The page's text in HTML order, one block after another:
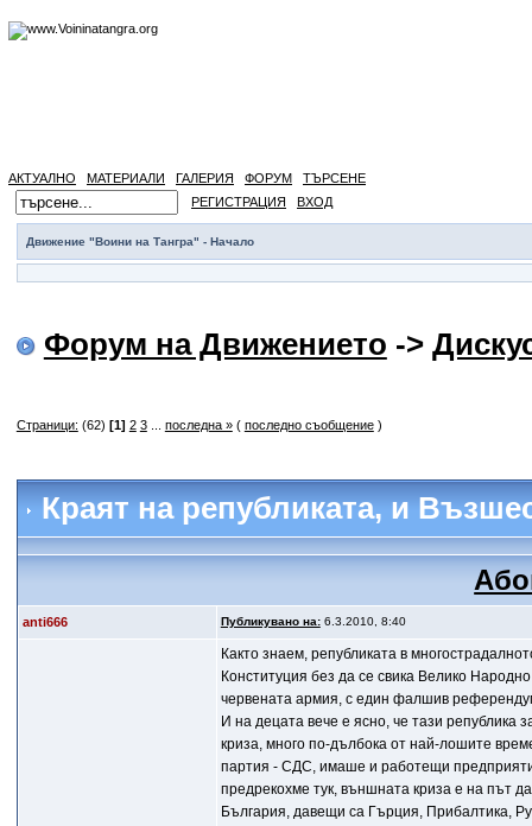
АКТУАЛНО МАТЕРИАЛИ ГАЛЕРИЯ ФОРУМ
ТЪРСЕНЕ
РЕГИСТРАЦИЯ
ВХОД
Движение "Воини на Тангра" - Начало
Форум на Движението ->
Страници: (62) [1] 2 3... последна »( последно съобщение)
Краят на републиката, и
anti666 Публикувано на:6.3.2010, 8:40
Както знаем, републиката в
Конституция без да се свика Велико
червената армия, с един фалшив
И на децата вече е ясно, че тази република
криза, много по-дълбока от най-лошите
партия - СДС, имаше и работещи
предрекохме тук, външната криза е на път
България, давещи са Гърция, Прибалтика,